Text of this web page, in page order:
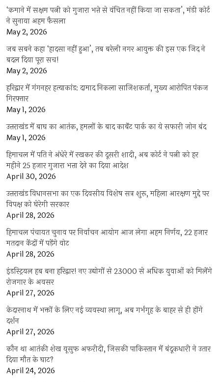
‘कमाने में सक्षम पत्नी को गुजारा भत्ते से वंचित नहीं किया जा सकता’, मंडी कोर्ट
ने सुनाया अहम फैसला
May 2, 2026
जब सबने कहा ‘हादसा नहीं हुआ’, तब बरेली नगर आयुक्त की इस एक जिद ने
बदल दिया पूरा सच!
May 2, 2026
हरिद्वार में गंगनहर हत्याकांड: दामाद निकला साजिशकर्ता, मुख्य आरोपित पंकज
गिरफ्तार
May 1, 2026
उत्तराखंड में बाघ का आतंक, हमलों के बाद कार्बेट पार्क का ये सफारी जोन बंद
May 1, 2026
हिमाचल में पति ने अंधेरे में रखकर की दूसरी शादी, अब कोर्ट ने पत्नी को हर
महीने 25 हजार गुजारा भत्ता देने का दिया आदेश
April 30, 2026
उत्तराखंड विधानसभा का एक दिवसीय विशेष सत्र शुरू, महिला आरक्षण मुद्दे पर
विपक्ष को घेरेगी सरकार
April 28, 2026
हिमाचल पंचायत चुनाव पर निर्वाचन आयोग आज लेगा अहम निर्णय, 22 हजार
मतदान केंद्रों में पड़ेंगे वोट
April 28, 2026
इंडस्ट्रियल हब बना हरिद्वार! नए उद्योगों से 23000 से अधिक युवाओं को मिलेंगे
रोजगार के अवसर
April 27, 2026
केदारनाथ में भक्तों के लिए नई व्यवस्था लागू, अब गर्भगृह के बाहर से ही होंगे
दर्शन
April 27, 2026
कौन था आतंकी शेख यूसुफ अफरीदी, जिसकी पाकिस्तान में बंदूकधारी ने उतार
दिया मौत के घाट?
April 24, 2026